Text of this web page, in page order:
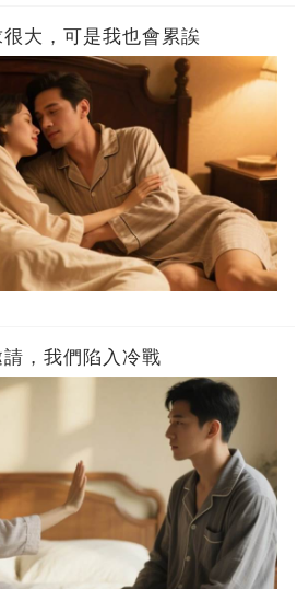
大，可是我也會累誒
，我們陷入冷戰